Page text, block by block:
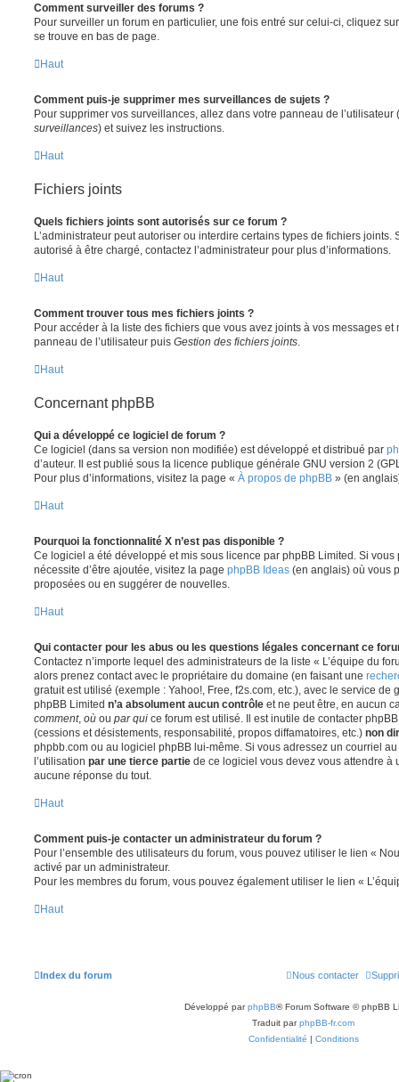
Comment surveiller des forums ?
Pour surveiller un forum en particulier, une fois entré sur celui-ci, cliquez
se trouve en bas de page.
Haut
Comment puis-je supprimer mes surveillances de sujets ?
Pour supprimer vos surveillances, allez dans votre panneau de l’utilisateur
surveillances) et suivez les instructions.
Haut
Fichiers joints
Quels fichiers joints sont autorisés sur ce forum ?
L’administrateur peut autoriser ou interdire certains types de fichiers joints.
autorisé à être chargé, contactez l’administrateur pour plus d’informations.
Haut
Comment trouver tous mes fichiers joints ?
Pour accéder à la liste des fichiers que vous avez joints à vos messages
panneau de l’utilisateur puis Gestion des fichiers joints
Haut
Concernant phpBB
Qui a développé ce logiciel de forum ?
Ce logiciel (dans sa version non modifiée) est développé et distribué par
d’auteur. Il est publié sous la licence publique générale GNU version 2
Pour plus d’informations, visitez la page « À propos de phpBB » (en
Haut
Pourquoi la fonctionnalité X n’est pas disponible ?
Ce logiciel a été développé et mis sous licence par phpBB Limited. Si vous
nécessite d’être ajoutée, visitez la page phpBB Ideas (en anglais) où vous
proposées ou en suggérer de nouvelles.
Haut
Qui contacter pour les abus ou les questions légales concernant ce
Contactez n’importe lequel des administrateurs de la liste « L’équipe du
alors prenez contact avec le propriétaire du domaine (en faisant une
gratuit est utilisé (exemple : Yahoo!, Free, f2s.com, etc.), avec le service de
phpBB Limited n’a absolument aucun contrôle et ne peut être, en aucun
comment, où ou par qui ce forum est utilisé. Il est inutile de contacter
(cessions et désistements, responsabilité, propos diffamatoires, etc.) non
phpbb.com ou au logiciel phpBB lui-même. Si vous adressez un courriel
l’utilisation par une tierce partie de ce logiciel vous devez vous attendre à
aucune réponse du tout.
Haut
Comment puis-je contacter un administrateur du forum ?
Pour l’ensemble des utilisateurs du forum, vous pouvez utiliser le lien «
activé par un administrateur.
Pour les membres du forum, vous pouvez également utiliser le lien «
Haut
Index du forum Nous contacter
Développé parphpBB® Forum Software © phpBB
Traduit parphpBB-fr.com
Confidentialité | Conditions